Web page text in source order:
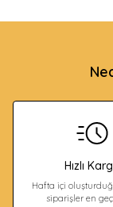
Hızlı
Hafta içi
siparişler en